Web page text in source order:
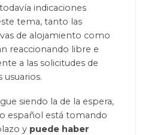
indicaciones
tema, tanto las
de alojamiento como
reaccionando libre e
a las solicitudes de
usuarios.
siendo la de la espera,
español está tomando
y puede haber